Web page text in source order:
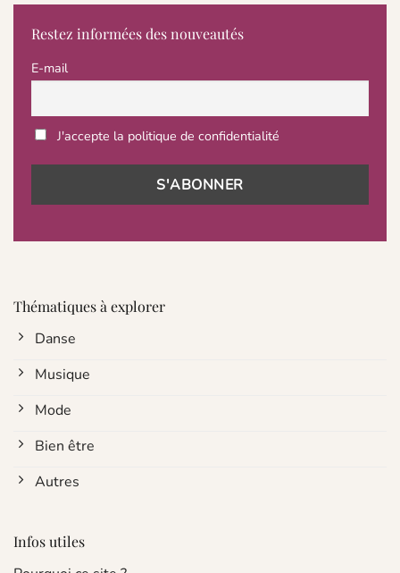
Restez informées des nouveautés
E-mail
J'accepte la politique de confidentialité
Thématiques à explorer
Danse
Musique
Mode
Bien être
Autres
Infos utiles